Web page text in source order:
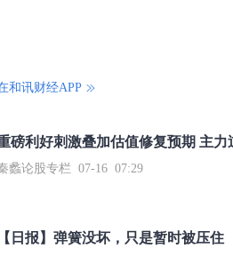
和讯财经APP
蠡论股专栏 07-16 07:29
【日报】弹簧没坏，只是暂时被压住